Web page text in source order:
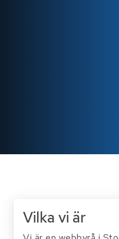
Vilka vi är